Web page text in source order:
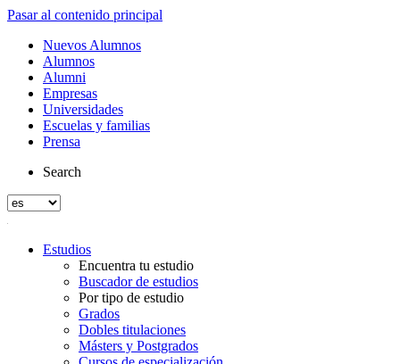
Pasar al contenido principal
Nuevos Alumnos
Alumnos
Alumni
Empresas
Universidades
Escuelas y familias
Prensa
Search
Estudios
Encuentra tu estudio
Buscador de estudios
Por tipo de estudio
Grados
Dobles titulaciones
Másters y Postgrados